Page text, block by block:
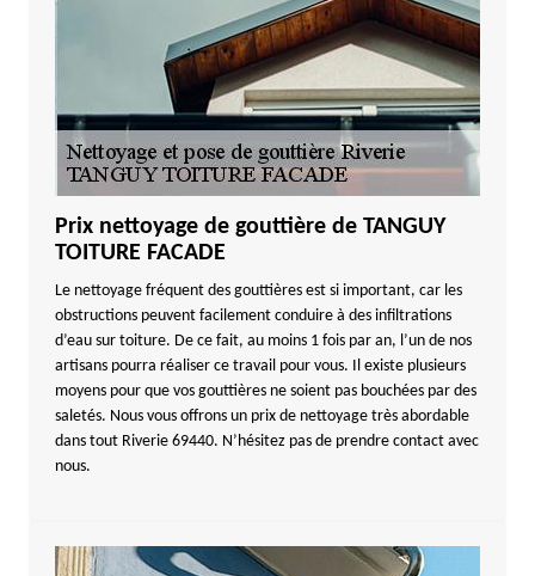
Prix nettoyage de gouttière de TANGUY
TOITURE FACADE
Le nettoyage fréquent des gouttières est si important, car les
obstructions peuvent facilement conduire à des infiltrations
d’eau sur toiture. De ce fait, au moins 1 fois par an, l’un de nos
artisans pourra réaliser ce travail pour vous. Il existe plusieurs
moyens pour que vos gouttières ne soient pas bouchées par des
saletés. Nous vous offrons un prix de nettoyage très abordable
dans tout Riverie 69440. N’hésitez pas de prendre contact avec
nous.